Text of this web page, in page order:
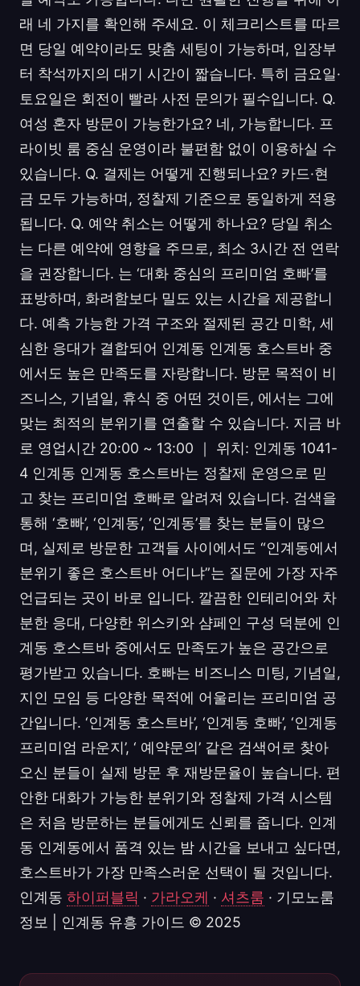
래 네 가지를 확인해 주세요. 이 체크리스트를 따르
면 당일 예약이라도 맞춤 세팅이 가능하며, 입장부
터 착석까지의 대기 시간이 짧습니다. 특히 금요일·
토요일은 회전이 빨라 사전 문의가 필수입니다. Q.
여성 혼자 방문이 가능한가요? 네, 가능합니다. 프
라이빗 룸 중심 운영이라 불편함 없이 이용하실 수
있습니다. Q. 결제는 어떻게 진행되나요? 카드·현
금 모두 가능하며, 정찰제 기준으로 동일하게 적용
됩니다. Q. 예약 취소는 어떻게 하나요? 당일 취소
는 다른 예약에 영향을 주므로, 최소 3시간 전 연락
을 권장합니다. 는 ‘대화 중심의 프리미엄 호빠’를
표방하며, 화려함보다 밀도 있는 시간을 제공합니
다. 예측 가능한 가격 구조와 절제된 공간 미학, 세
심한 응대가 결합되어 인계동 인계동 호스트바 중
에서도 높은 만족도를 자랑합니다. 방문 목적이 비
즈니스, 기념일, 휴식 중 어떤 것이든, 에서는 그에
맞는 최적의 분위기를 연출할 수 있습니다. 지금 바
로 영업시간 20:00 ~ 13:00 ｜ 위치: 인계동 1041-
4 인계동 인계동 호스트바는 정찰제 운영으로 믿
고 찾는 프리미엄 호빠로 알려져 있습니다. 검색을
통해 ‘호빠’, ‘인계동’, ‘인계동’를 찾는 분들이 많으
며, 실제로 방문한 고객들 사이에서도 “인계동에서
분위기 좋은 호스트바 어디냐”는 질문에 가장 자주
언급되는 곳이 바로 입니다. 깔끔한 인테리어와 차
분한 응대, 다양한 위스키와 샴페인 구성 덕분에 인
계동 호스트바 중에서도 만족도가 높은 공간으로
평가받고 있습니다. 호빠는 비즈니스 미팅, 기념일,
지인 모임 등 다양한 목적에 어울리는 프리미엄 공
간입니다. ‘인계동 호스트바’, ‘인계동 호빠’, ‘인계동
프리미엄 라운지’, ‘ 예약문의’ 같은 검색어로 찾아
오신 분들이 실제 방문 후 재방문율이 높습니다. 편
안한 대화가 가능한 분위기와 정찰제 가격 시스템
은 처음 방문하는 분들에게도 신뢰를 줍니다. 인계
동 인계동에서 품격 있는 밤 시간을 보내고 싶다면,
호스트바가 가장 만족스러운 선택이 될 것입니다.
인계동 하이퍼블릭 · 가라오케 · 셔츠룸 · 기모노룸
정보 | 인계동 유흥 가이드 © 2025